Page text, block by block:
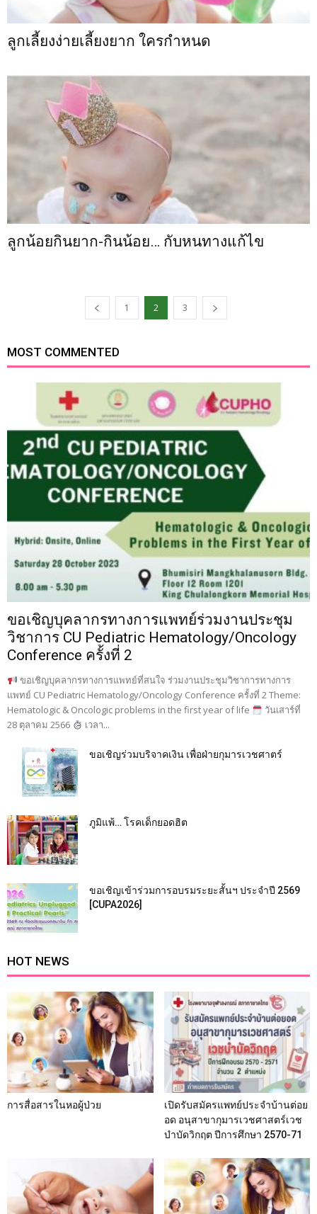
ลูกเลี้ยงง่ายเลี้ยงยาก ใครกำหนด
ลูกน้อยกินยาก-กินน้อย… กับหนทางแก้ไข
1 2 3
MOST COMMENTED
ขอเชิญบุคลากรทางการแพทย์ร่วมงานประชุม
วิชาการ CU Pediatric Hematology/Oncology
Conference ครั้งที่ 2
ขอเชิญบุคลากรทางการแพทย์ที่สนใจ ร่วมงานประชุมวิชาการทางการ
แพทย์ CU Pediatric Hematology/Oncology Conference ครั้งที่ 2 Theme:
Hematologic & Oncologic problems in the first year of life
วันเสาร์ที่
28 ตุลาคม 2566
เวลา...
ขอเชิญร่วมบริจาคเงิน เพื่อฝ่ายกุมารเวชศาตร์
ภูมิแพ้… โรคเด็กยอดฮิต
ขอเชิญเข้าร่วมการอบรมระยะสั้นฯ ประจำปี 2569
[CUPA2026]
HOT NEWS
การสื่อสารในหอผู้ป่วย
เปิดรับสมัครแพทย์ประจำบ้านต่อย
อด อนุสาขากุมารเวชศาสตร์เวช
บำบัดวิกฤต ปีการศึกษา 2570-71